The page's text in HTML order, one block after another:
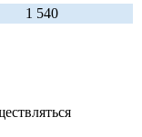
1 540